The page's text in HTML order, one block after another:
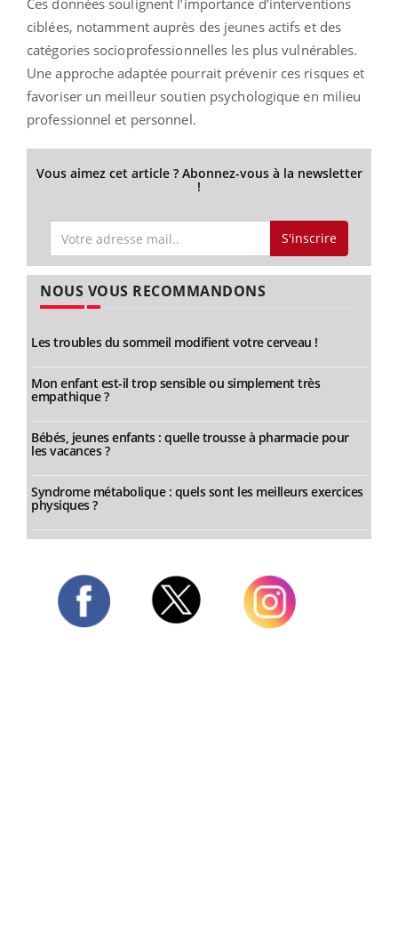
Ces données soulignent l’importance d’interventions
ciblées, notamment auprès des jeunes actifs et des
catégories socioprofessionnelles les plus vulnérables.
Une approche adaptée pourrait prévenir ces risques et
favoriser un meilleur soutien psychologique en milieu
professionnel et personnel.
Vous aimez cet article ? Abonnez-vous à la newsletter
!
S'inscrire
NOUS VOUS RECOMMANDONS
Les troubles du sommeil modifient votre cerveau !
Mon enfant est-il trop sensible ou simplement très
empathique ?
Bébés, jeunes enfants : quelle trousse à pharmacie pour
les vacances ?
Syndrome métabolique : quels sont les meilleurs exercices
physiques ?